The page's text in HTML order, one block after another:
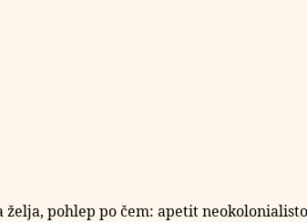
pohlep po čem: apetit